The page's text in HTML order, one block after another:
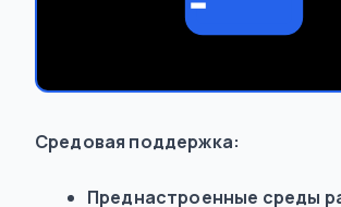
Средовая поддержка:
Преднастроенные среды